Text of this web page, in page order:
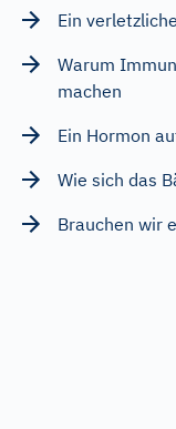
Ein
Warum
machen
Ein Hormon
Wie sich das
Brauchen wir